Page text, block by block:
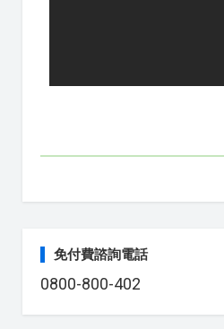
免付費諮詢電話
0800-800-402